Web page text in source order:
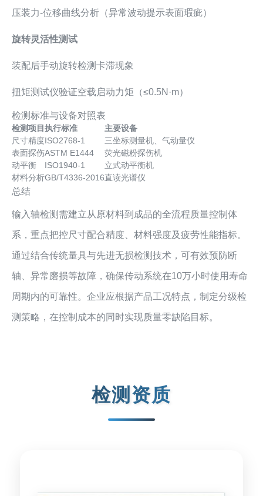
压装力-位移曲线分析（异常波动提示表面瑕疵）
旋转灵活性测试
装配后手动旋转检测卡滞现象
扭矩测试仪验证空载启动力矩（≤0.5N·m）
检测标准与设备对照表
检测项目 执行标准
主要设备
尺寸精度ISO2768-1
三坐标测量机、气动量仪
表面探伤ASTM E1444
荧光磁粉探伤机
动平衡
ISO1940-1
立式动平衡机
材料分析GB/T4336-2016直读光谱仪
总结
输入轴检测需建立从原材料到成品的全流程质量控制体
系，重点把控尺寸配合精度、材料强度及疲劳性能指标。
通过结合传统量具与先进无损检测技术，可有效预防断
轴、异常磨损等故障，确保传动系统在10万小时使用寿命
周期内的可靠性。企业应根据产品工况特点，制定分级检
测策略，在控制成本的同时实现质量零缺陷目标。
检测资质